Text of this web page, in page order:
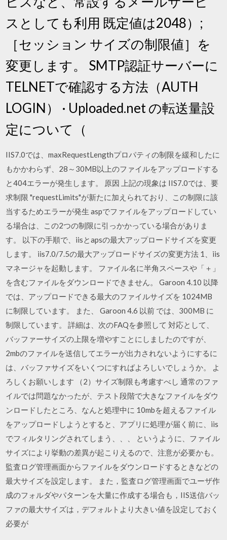
スとしても利用 既定値は2048）;
［セッション サイズの制限値］を
変更します。 SMTP認証サーバーに
TELNETで確認する方法（AUTH
LOGIN） · Uploaded.net の転送量設
定について（
IIS7.0では、maxRequestLengthプロパティの制限を緩和したに
もかかわらず、28～30MB以上のファイルをアップロードする
と404エラーが発生します。 原因 上記の現象は IIS7.0では、要
求制限 "requestLimits"が新たに加えられており、この制限に該
当するためエラーが発生 aspでファイルをアップロードしてい
る場合は、この2つの制限に引っかかっている場合がありま
す。 以下の手順で、iisとapsの最大アップロードサイズを変更
します。 iis7.0/7.5の最大アップロードサイズの変更方法 1、iis
マネージャを起動します。 ファイル名に半角スペースや「＋」
を含むファイルをダウンロードできません。 Garoon 4.10 以降
では、アップロードできる最大のファイルサイズを 1024MB
に制限しています。 また、 Garoon 4.6 以前 では、300MB に
制限しています。 詳細は、次のFAQを参照して 対応として、
バッファーサイズの上限を増やすことにしましたのですが、
2mbのファイルを送信してエラーが出力されないようにするに
は、バッファサイズをいくつにすればよろしいでしょうか。 よ
ろしくお願いします （2）サイズ制限も考慮すべし 通常のファ
イルでは問題なかったが、テスト段階で大きなファイルをダウ
ンロードしたところ、なんと処理中に 10mbを超えるファイル
をアップロードしようとすると、アプリに処理が届く前に、iis
でフィルタリングされてしまう、、、 というように、ファイル
サイズにより挙動の差異が起こりえるので、注意が必要かも。
監査ログ管理画面からファイルをダウンロードするときなどの
最大サイズを設定します。 また，監査ログ管理画面でユーザ作
成のフォルダやパターンを大量に作成する場合も，IIS送信バッ
ファの最大サイズは，デフォルトより大きい値を設定しておく
必要が